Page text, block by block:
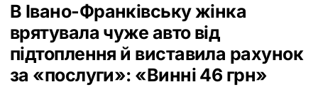
В Івано-Франківську жінка
врятувала чуже авто від
підтоплення й виставила рахунок
за «послуги»: «Винні 46 грн»